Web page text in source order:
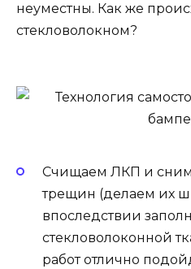
неуместны. Как же
стекловолокном?
Счищаем ЛКП и
трещин (делаем их
впоследствии
стекловолоконной
работ отлично